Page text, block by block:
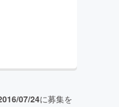
07/24に募集を